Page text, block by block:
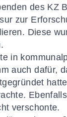
des KZ
zur
Diese
in
auch dafür,
verschonte.